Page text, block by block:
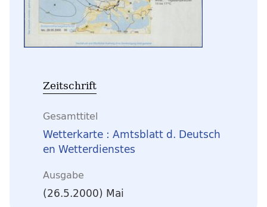
Zeitschrift
Gesamttitel
Wetterkarte : Amtsblatt d. Deutsch
en Wetterdienstes
Ausgabe
(26.5.2000) Mai